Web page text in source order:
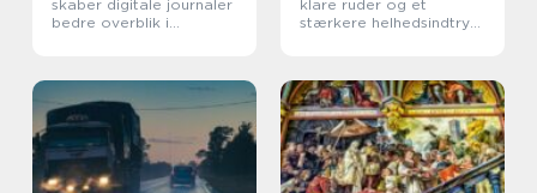
skaber digitale journaler
bedre overblik i
klare ruder og et
stærkere helhedsindtryk